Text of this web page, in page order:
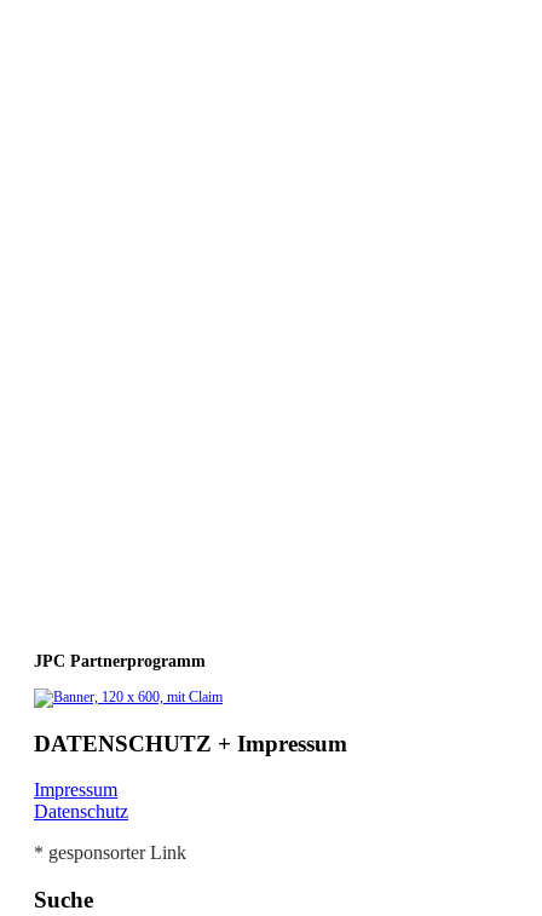
JPC Partnerprogramm
DATENSCHUTZ + Impressum
Impressum
Datenschutz
* gesponsorter Link
Suche